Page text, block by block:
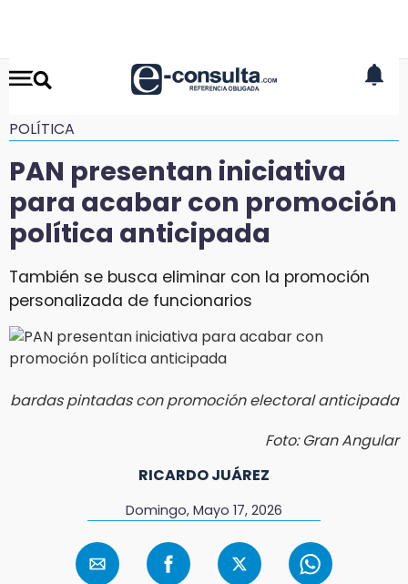
POLÍTICA
PAN presentan iniciativa
para acabar con promoción
política anticipada
También se busca eliminar con la promoción
personalizada de funcionarios
bardas pintadas con promoción electoral anticipada
Foto: Gran Angular
RICARDO JUÁREZ
Domingo, Mayo 17, 2026